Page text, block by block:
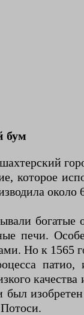
бум
которое
печи.
Но к 1565